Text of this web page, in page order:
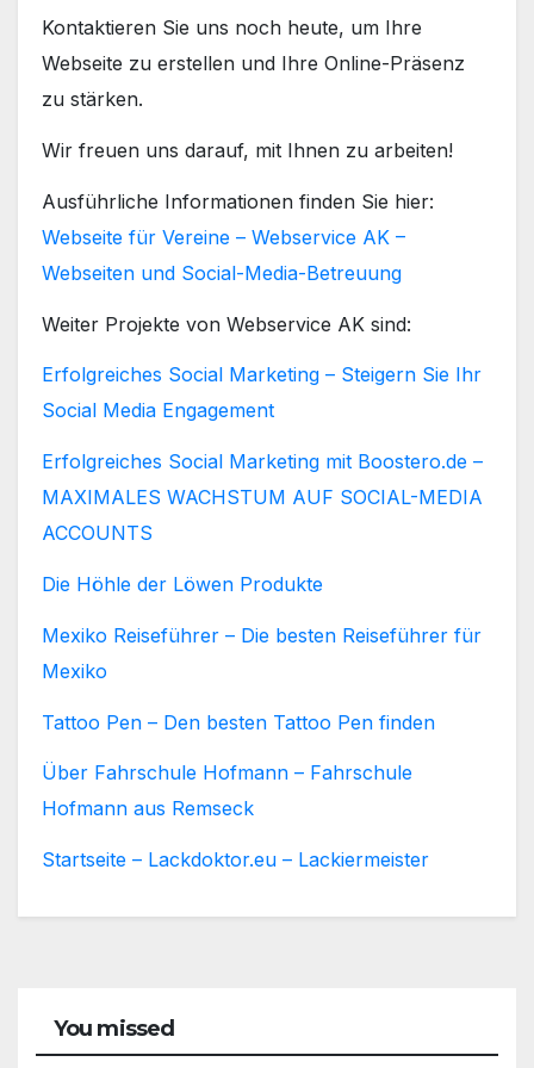
Kontaktieren Sie uns noch heute, um Ihre
Webseite zu erstellen und Ihre Online-Präsenz
zu stärken.
Wir freuen uns darauf, mit Ihnen zu arbeiten!
Ausführliche Informationen finden Sie hier:
Webseite für Vereine – Webservice AK –
Webseiten und Social-Media-Betreuung
Weiter Projekte von Webservice AK sind:
Erfolgreiches Social Marketing – Steigern Sie Ihr
Social Media Engagement
Erfolgreiches Social Marketing mit Boostero.de –
MAXIMALES WACHSTUM AUF SOCIAL-MEDIA
ACCOUNTS
Die Höhle der Löwen Produkte
Mexiko Reiseführer – Die besten Reiseführer für
Mexiko
Tattoo Pen – Den besten Tattoo Pen finden
Über Fahrschule Hofmann – Fahrschule
Hofmann aus Remseck
Startseite – Lackdoktor.eu – Lackiermeister
You missed